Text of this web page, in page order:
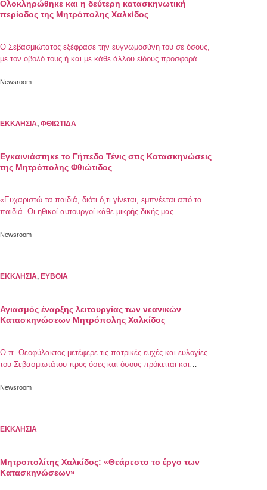
Ολοκληρώθηκε και η δεύτερη κατασκηνωτική
περίοδος της Μητρόπολης Χαλκίδος
Ο Σεβασμιώτατος εξέφρασε την ευγνωμοσύνη του σε όσους,
με τον οβολό τους ή και με κάθε άλλου είδους προσφορά
Newsroom
ΕΚΚΛΗΣΙΑ, ΦΘΙΩΤΙΔΑ
Εγκαινιάστηκε το Γήπεδο Τένις στις Κατασκηνώσεις
της Μητρόπολης Φθιώτιδος
«Ευχαριστώ τα παιδιά, διότι ό,τι γίνεται, εμπνέεται από τα
παιδιά. Οι ηθικοί αυτουργοί κάθε μικρής δικής μας
χρειάζονται, γιατί τα παιδιά το θέλουν , γιατί τα παιδιά το
[…]
Newsroom
ΕΚΚΛΗΣΙΑ, ΕΥΒΟΙΑ
Αγιασμός έναρξης λειτουργίας των νεανικών
Κατασκηνώσεων Μητρόπολης Χαλκίδος
Ο π. Θεοφύλακτος μετέφερε τις πατρικές ευχές και ευλογίες
του Σεβασμιωτάτου προς όσες και όσους πρόκειται και
νέους
Newsroom
ΕΚΚΛΗΣΙΑ
Μητροπολίτης Χαλκίδος: «Θεάρεστο το έργο των
Κατασκηνώσεων»